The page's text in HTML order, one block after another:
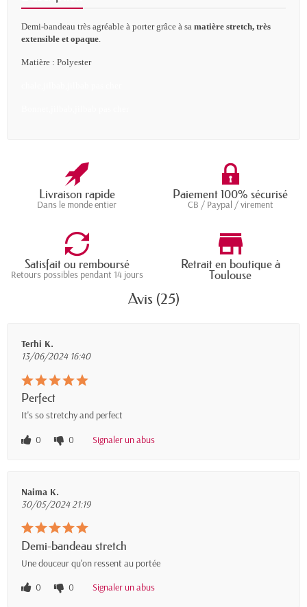
Demi-bandeau très agréable à porter grâce à sa matière stretch, très
extensible et opaque.
Matière : Polyester
Livraison rapide
Dans le monde entier
Paiement 100% sécurisé
CB / Paypal / virement
Satisfait ou remboursé
Retours possibles pendant 14 jours
Retrait en boutique à
Toulouse
Avis (25)
Terhi K.
13/06/2024 16:40
Perfect
It's so stretchy and perfect
0
0 Signaler un abus
Naima K.
30/05/2024 21:19
Demi-bandeau stretch
Une douceur qu'on ressent au portée
0
0 Signaler un abus